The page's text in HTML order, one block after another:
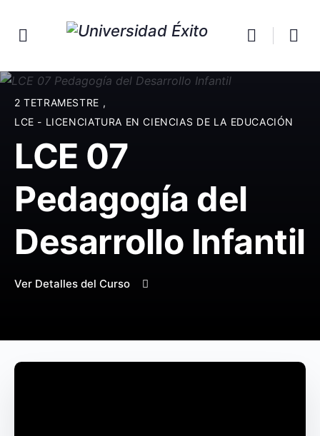
2 TETRAMESTRE ,
LCE - LICENCIATURA EN CIENCIAS DE LA EDUCACIÓN
LCE 07
Pedagogía del
Desarrollo Infantil
Ver Detalles del Curso